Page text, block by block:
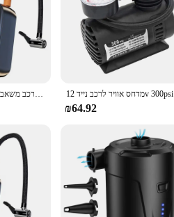
רכב משאבת אוויר מדחס אוויר 12v 150psi חשמלי אלחוטי נייד משאבת מתנפחים עבור אופנוע אופניים כדור
₪64.92